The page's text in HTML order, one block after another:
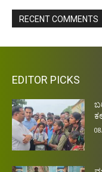
RECENT COMMENTS
EDITOR PICKS